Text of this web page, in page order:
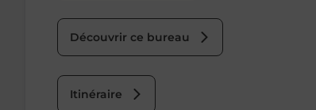
Découvrir ce bureau
Itinéraire